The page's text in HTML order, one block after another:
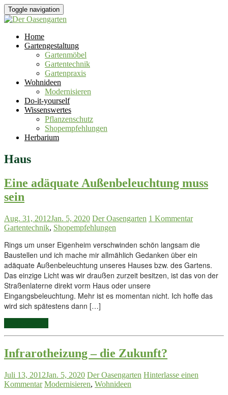
Toggle navigation
Home
Gartengestaltung
Gartenmöbel
Gartentechnik
Gartenpraxis
Wohnideen
Modernisieren
Do-it-yourself
Wissenswertes
Pflanzenschutz
Shopempfehlungen
Herbarium
Haus
Eine adäquate Außenbeleuchtung muss
sein
Aug. 31, 2012Jan. 5, 2020 Der Oasengarten 1 Kommentar
Gartentechnik, Shopempfehlungen
Rings um unser Eigenheim verschwinden schön langsam die
Baustellen und ich mache mir allmählich Gedanken über ein
adäquate Außenbeleuchtung unseres Hauses bzw. des Gartens.
Das einzige Licht was wir draußen zurzeit besitzen, ist das von der
Straßenlaterne direkt vorm Haus oder unsere
Eingangsbeleuchtung. Mehr ist es momentan nicht. Ich hoffe das
wird sich spätestens dann […]
Infrarotheizung – die Zukunft?
Juli 13, 2012Jan. 5, 2020 Der Oasengarten Hinterlasse einen
Kommentar Modernisieren, Wohnideen